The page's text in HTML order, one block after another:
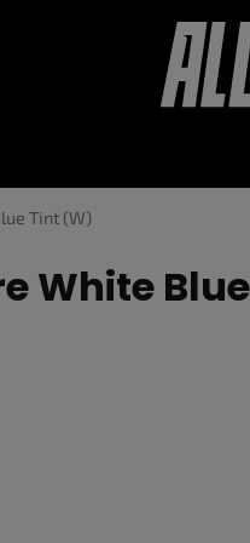
Tint (W)
White